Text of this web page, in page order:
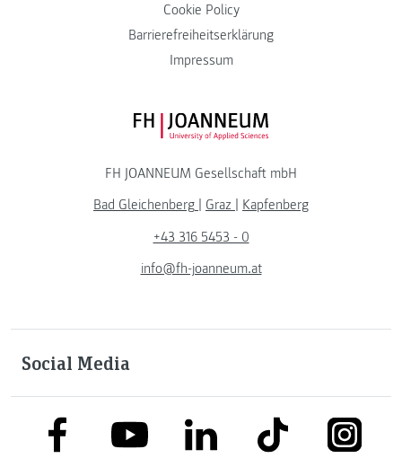
Cookie Policy
Barrierefreiheitserklärung
Impressum
FH JOANNEUM Logo
FH JOANNEUM Gesellschaft mbH
Bad Gleichenberg
Graz
Kapfenberg
+43 316 5453 - 0
info@fh-joanneum.at
Social Media
link to facebooklink to youtubelink to linkedinlink to tiktok